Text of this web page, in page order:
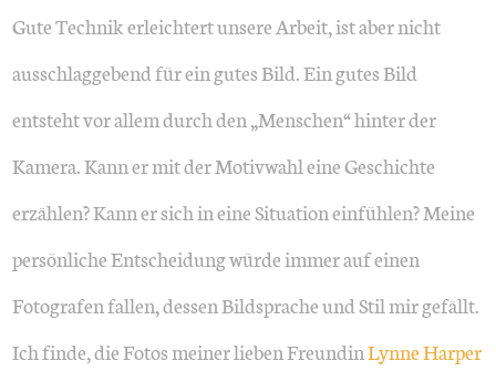
Gute Technik erleichtert unsere Arbeit, ist aber nicht
ausschlaggebend für ein gutes Bild. Ein gutes Bild
entsteht vor allem durch den „Menschen“ hinter der
Kamera. Kann er mit der Motivwahl eine Geschichte
erzählen? Kann er sich in eine Situation einfühlen? Meine
persönliche Entscheidung würde immer auf einen
Fotografen fallen, dessen Bildsprache und Stil mir gefällt.
Ich finde, die Fotos meiner lieben FreundinLynne Harper